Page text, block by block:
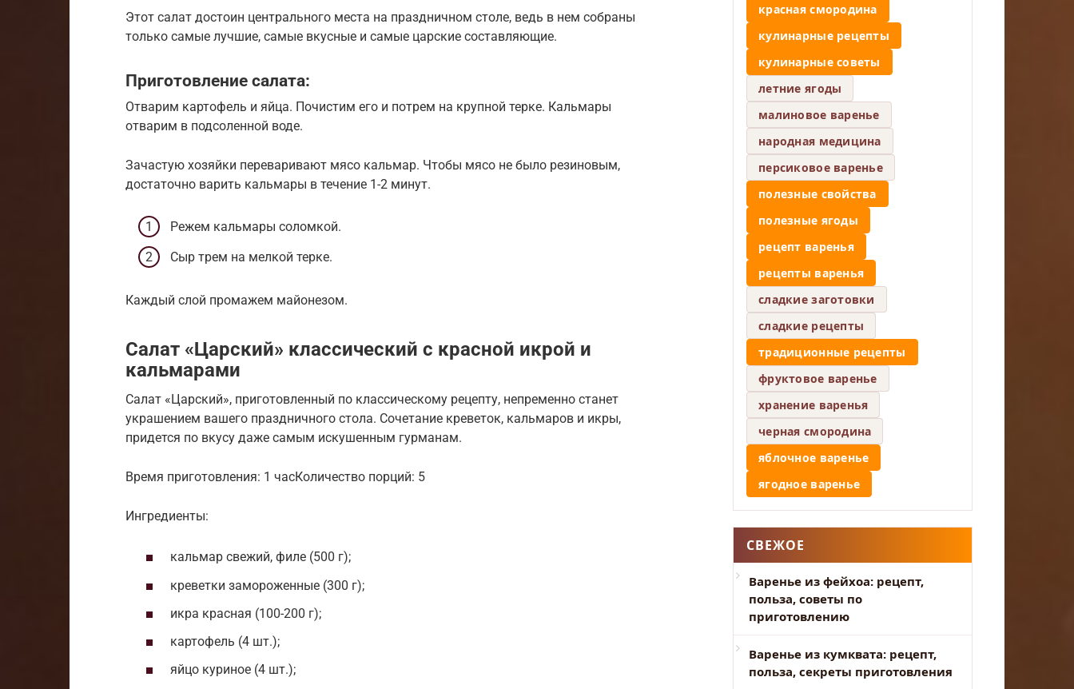
Этот салат достоин центрального места на праздничном столе, ведь в нем собраны
только самые лучшие, самые вкусные и самые царские составляющие.
Приготовление салата:
Отварим картофель и яйца. Почистим его и потрем на крупной терке. Кальмары
отварим в подсоленной воде.
Зачастую хозяйки переваривают мясо кальмар. Чтобы мясо не было резиновым,
достаточно варить кальмары в течение 1-2 минут.
Режем кальмары соломкой.
Сыр трем на мелкой терке.
Каждый слой промажем майонезом.
Салат «Царский» классический с красной икрой и
кальмарами
Салат «Царский», приготовленный по классическому рецепту, непременно станет
украшением вашего праздничного стола. Сочетание креветок, кальмаров и икры,
придется по вкусу даже самым искушенным гурманам.
Время приготовления: 1 часКоличество порций: 5
Ингредиенты:
кальмар свежий, филе (500 г);
креветки замороженные (300 г);
икра красная (100-200 г);
картофель (4 шт.);
яйцо куриное (4 шт.);
красная смородина
кулинарные рецепты
кулинарные советы
летние ягоды
малиновое варенье
народная медицина
персиковое варенье
полезные свойства
полезные ягоды
рецепт варенья
рецепты варенья
сладкие заготовки
сладкие рецепты
традиционные рецепты
фруктовое варенье
хранение варенья
черная смородина
яблочное варенье
ягодное варенье
СВЕЖОЕ
Варенье из фейхоа: рецепт,
польза, советы по
приготовлению
Варенье из кумквата: рецепт,
польза, секреты приготовления